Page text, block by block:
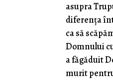
asupra
diferenţa
ca să
Domnului
a făgăduit
murit